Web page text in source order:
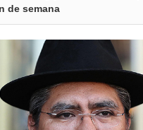
de semana